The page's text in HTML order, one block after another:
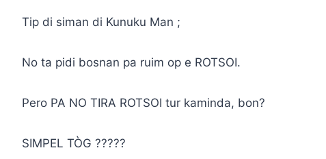
Tip di siman di Kunuku Man ;
No ta pidi bosnan pa ruim op e ROTSOI.
Pero PA NO TIRA ROTSOI tur kaminda, bon?
SIMPEL TÒG ?????